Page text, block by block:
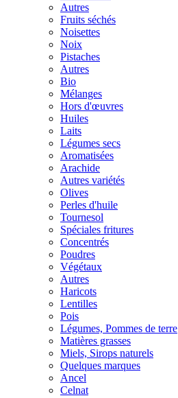
Autres
Fruits séchés
Noisettes
Noix
Pistaches
Autres
Bio
Mélanges
Hors d'œuvres
Huiles
Laits
Légumes secs
Aromatisées
Arachide
Autres variétés
Olives
Perles d'huile
Tournesol
Spéciales fritures
Concentrés
Poudres
Végétaux
Autres
Haricots
Lentilles
Pois
Légumes, Pommes de terre
Matières grasses
Miels, Sirops naturels
Quelques marques
Ancel
Celnat